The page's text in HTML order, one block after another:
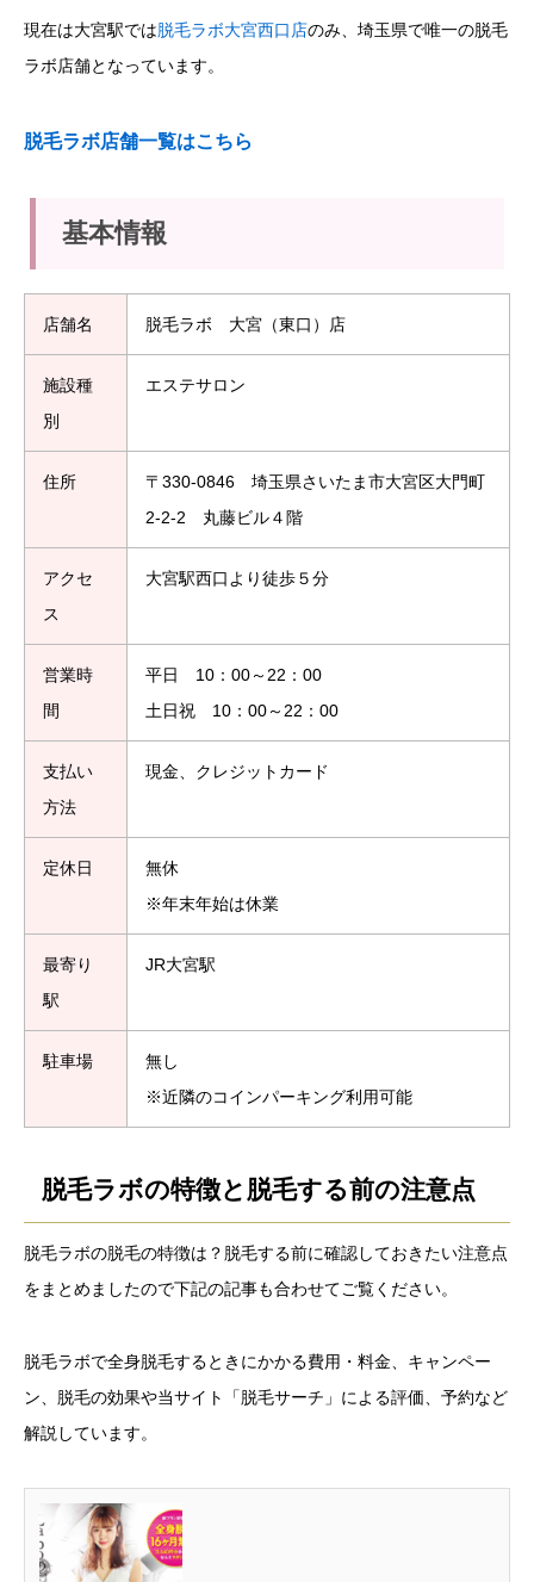
現在は大宮駅では脱毛ラボ大宮西口店のみ、埼玉県で唯一の脱毛
ラボ店舗となっています。
脱毛ラボ店舗一覧はこちら
基本情報
店舗名 脱毛ラボ 大宮（東口）店
施設種
別
エステサロン
住所
〒330-0846 埼玉県さいたま市大宮区大門町
2-2-2 丸藤ビル４階
アクセ
ス
大宮駅西口より徒歩５分
営業時
間
平日 10：00～22：00
土日祝 10：00～22：00
支払い
方法
現金、クレジットカード
定休日
無休
※年末年始は休業
最寄り
駅
JR大宮駅
駐車場
無し
※近隣のコインパーキング利用可能
脱毛ラボの特徴と脱毛する前の注意点
脱毛ラボの脱毛の特徴は？脱毛する前に確認しておきたい注意点
をまとめましたので下記の記事も合わせてご覧ください。
脱毛ラボで全身脱毛するときにかかる費用・料金、キャンペー
ン、脱毛の効果や当サイト「脱毛サーチ」による評価、予約など
解説しています。